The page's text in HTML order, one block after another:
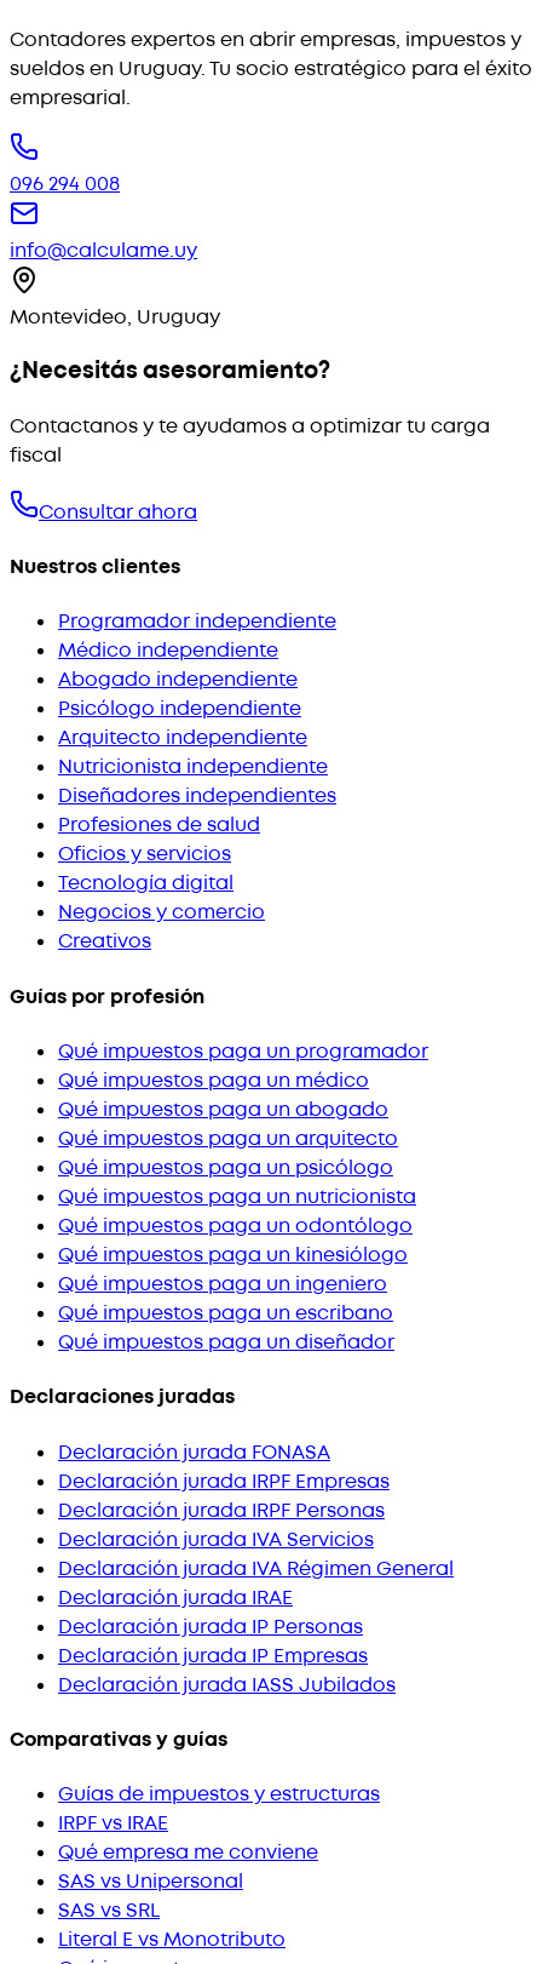
Contadores expertos en abrir empresas, impuestos y
sueldos en Uruguay. Tu socio estratégico para el éxito
empresarial.
096 294 008
info@calculame.uy
Montevideo, Uruguay
¿Necesitás asesoramiento?
Contactanos y te ayudamos a optimizar tu carga
fiscal
Consultar ahora
Nuestros clientes
Programador independiente
Médico independiente
Abogado independiente
Psicólogo independiente
Arquitecto independiente
Nutricionista independiente
Diseñadores independientes
Profesiones de salud
Oficios y servicios
Tecnología digital
Negocios y comercio
Creativos
Guías por profesión
Qué impuestos paga un programador
Qué impuestos paga un médico
Qué impuestos paga un abogado
Qué impuestos paga un arquitecto
Qué impuestos paga un psicólogo
Qué impuestos paga un nutricionista
Qué impuestos paga un odontólogo
Qué impuestos paga un kinesiólogo
Qué impuestos paga un ingeniero
Qué impuestos paga un escribano
Qué impuestos paga un diseñador
Declaraciones juradas
Declaración jurada FONASA
Declaración jurada IRPF Empresas
Declaración jurada IRPF Personas
Declaración jurada IVA Servicios
Declaración jurada IVA Régimen General
Declaración jurada IRAE
Declaración jurada IP Personas
Declaración jurada IP Empresas
Declaración jurada IASS Jubilados
Comparativas y guías
Guías de impuestos y estructuras
IRPF vs IRAE
Qué empresa me conviene
SAS vs Unipersonal
SAS vs SRL
Literal E vs Monotributo